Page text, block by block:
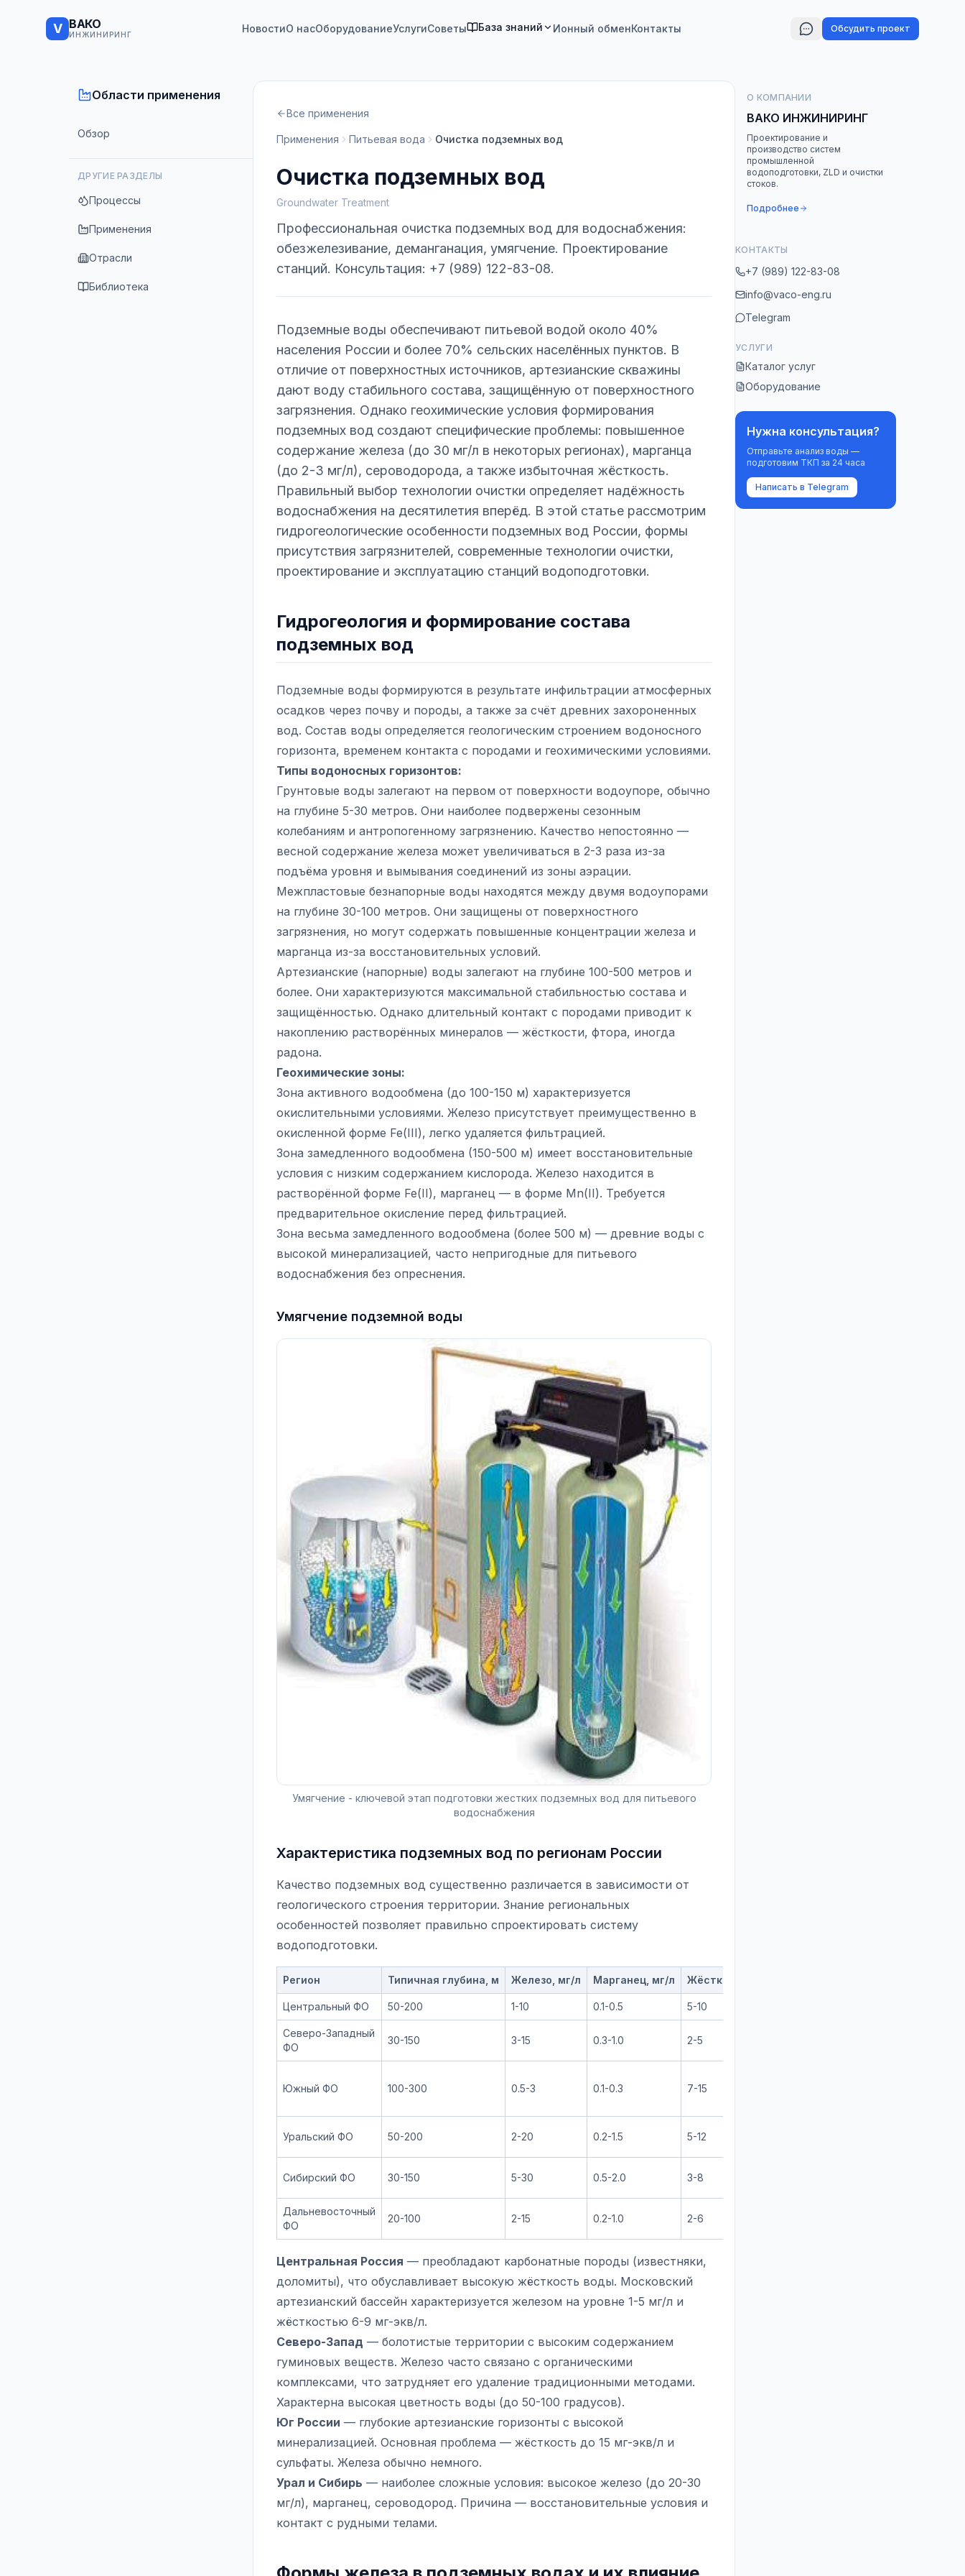
V ВАКО
ИНЖИНИРИНГ НовостиО насОборудованиеУслугиСоветы База знаний Ионный обменКонтакты Обсудить проект
Области применения
Обзор
ДРУГИЕ РАЗДЕЛЫ
Процессы
Применения
Отрасли
Библиотека
Все применения
Применения Питьевая вода Очистка подземных вод
Очистка подземных вод
Groundwater Treatment
Профессиональная очистка подземных вод для водоснабжения:
обезжелезивание, деманганация, умягчение. Проектирование
станций. Консультация: +7 (989) 122-83-08.
Подземные воды обеспечивают питьевой водой около 40%
населения России и более 70% сельских населённых пунктов. В
отличие от поверхностных источников, артезианские скважины
дают воду стабильного состава, защищённую от поверхностного
загрязнения. Однако геохимические условия формирования
подземных вод создают специфические проблемы: повышенное
содержание железа (до 30 мг/л в некоторых регионах), марганца
(до 2-3 мг/л), сероводорода, а также избыточная жёсткость.
Правильный выбор технологии очистки определяет надёжность
водоснабжения на десятилетия вперёд. В этой статье рассмотрим
гидрогеологические особенности подземных вод России, формы
присутствия загрязнителей, современные технологии очистки,
проектирование и эксплуатацию станций водоподготовки.
Гидрогеология и формирование состава
подземных вод
Подземные воды формируются в результате инфильтрации атмосферных
осадков через почву и породы, а также за счёт древних захороненных
вод. Состав воды определяется геологическим строением водоносного
горизонта, временем контакта с породами и геохимическими условиями.
Типы водоносных горизонтов:
Грунтовые воды залегают на первом от поверхности водоупоре, обычно
на глубине 5-30 метров. Они наиболее подвержены сезонным
колебаниям и антропогенному загрязнению. Качество непостоянно —
весной содержание железа может увеличиваться в 2-3 раза из-за
подъёма уровня и вымывания соединений из зоны аэрации.
Межпластовые безнапорные воды находятся между двумя водоупорами
на глубине 30-100 метров. Они защищены от поверхностного
загрязнения, но могут содержать повышенные концентрации железа и
марганца из-за восстановительных условий.
Артезианские (напорные) воды залегают на глубине 100-500 метров и
более. Они характеризуются максимальной стабильностью состава и
защищённостью. Однако длительный контакт с породами приводит к
накоплению растворённых минералов — жёсткости, фтора, иногда
радона.
Геохимические зоны:
Зона активного водообмена (до 100-150 м) характеризуется
окислительными условиями. Железо присутствует преимущественно в
окисленной форме Fe(III), легко удаляется фильтрацией.
Зона замедленного водообмена (150-500 м) имеет восстановительные
условия с низким содержанием кислорода. Железо находится в
растворённой форме Fe(II), марганец — в форме Mn(II). Требуется
предварительное окисление перед фильтрацией.
Зона весьма замедленного водообмена (более 500 м) — древние воды с
высокой минерализацией, часто непригодные для питьевого
водоснабжения без опреснения.
Умягчение подземной воды
Умягчение - ключевой этап подготовки жестких подземных вод для питьевого
водоснабжения
Характеристика подземных вод по регионам России
Качество подземных вод существенно различается в зависимости от
геологического строения территории. Знание региональных
особенностей позволяет правильно спроектировать систему
водоподготовки.
Регион Типичная глубина, м Железо, мг/л Марганец, мг/л Жёсткость, мг-экв/л
Центральный ФО 50-200 1-10 0.1-0.5 5-10
Северо-Западный
ФО
30-150 3-15 0.3-1.0 2-5
Южный ФО 100-300 0.5-3 0.1-0.3 7-15
Уральский ФО 50-200 2-20 0.2-1.5 5-12
Сибирский ФО 30-150 5-30 0.5-2.0 3-8
Дальневосточный
ФО
20-100 2-15 0.2-1.0 2-6
Центральная Россия — преобладают карбонатные породы (известняки,
доломиты), что обуславливает высокую жёсткость воды. Московский
артезианский бассейн характеризуется железом на уровне 1-5 мг/л и
жёсткостью 6-9 мг-экв/л.
Северо-Запад — болотистые территории с высоким содержанием
гуминовых веществ. Железо часто связано с органическими
комплексами, что затрудняет его удаление традиционными методами.
Характерна высокая цветность воды (до 50-100 градусов).
Юг России — глубокие артезианские горизонты с высокой
минерализацией. Основная проблема — жёсткость до 15 мг-экв/л и
сульфаты. Железа обычно немного.
Урал и Сибирь — наиболее сложные условия: высокое железо (до 20-30
мг/л), марганец, сероводород. Причина — восстановительные условия и
контакт с рудными телами.
О КОМПАНИИ
ВАКО ИНЖИНИРИНГ
Проектирование и
производство систем
промышленной
водоподготовки, ZLD и очистки
стоков.
Подробнее
КОНТАКТЫ
+7 (989) 122-83-08
info@vaco-eng.ru
Telegram
УСЛУГИ
Каталог услуг
Оборудование
Нужна консультация?
Отправьте анализ воды —
подготовим ТКП за 24 часа
Написать в Telegram